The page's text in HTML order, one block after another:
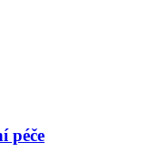
péče